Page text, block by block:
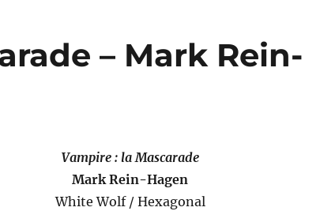
– Mark Rein-
Vampire : la Mascarade
Mark Rein-Hagen
White Wolf / Hexagonal